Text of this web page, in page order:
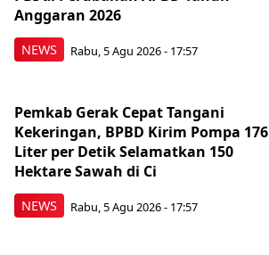
NEWS
Anggaran 2026
Rabu, 5 Agu 2026 - 17:57
NEWS
Pemkab Gerak Cepat Tangani
Kekeringan, BPBD Kirim Pompa 176
Liter per Detik Selamatkan 150
Hektare Sawah di Ci
Rabu, 5 Agu 2026 - 17:57